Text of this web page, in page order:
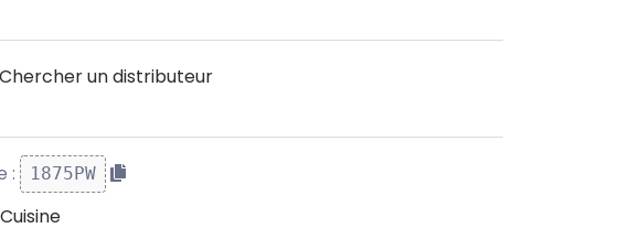
Chercher un distributeur
: 1875PW
Cuisine